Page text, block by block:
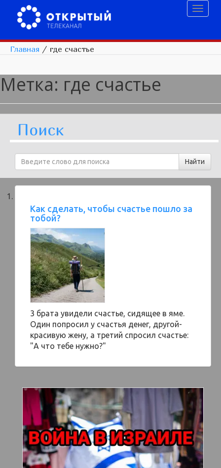
Главная / где счастье
Метка: где счастье
Поиск
Как сделать, чтобы счастье пошло за
тобой?
3 брата увидели счастье, сидящее в яме.
Один попросил у счастья денег, другой-
красивую жену, а третий спросил счастье:
"А что тебе нужно?"